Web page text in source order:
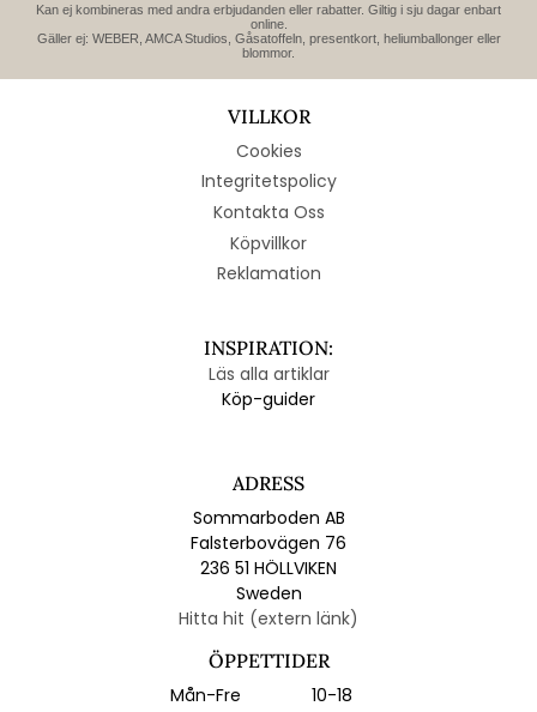
Kan ej kombineras med andra erbjudanden eller rabatter. Giltig i sju dagar enbart
online.
Gäller ej: WEBER, AMCA Studios, Gåsatoffeln, presentkort, heliumballonger eller
blommor.
VILLKOR
Cookies
Integritetspolicy
Kontakta Oss
Köpvillkor
Reklamation
INSPIRATION:
Läs alla artiklar
Köp-guider
ADRESS
Sommarboden AB
Falsterbovägen 76
236 51 HÖLLVIKEN
Sweden
Hitta hit (extern länk)
ÖPPETTIDER
Mån-Fre
10-18